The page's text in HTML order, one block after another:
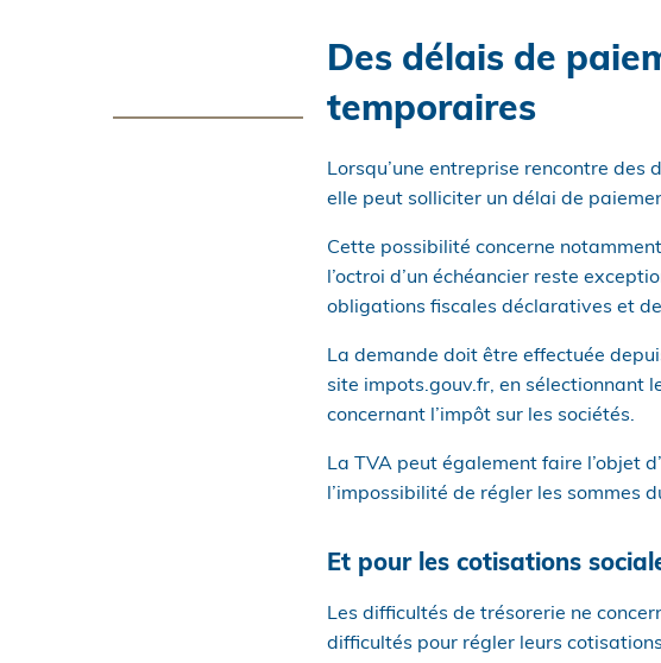
Des délais de
temporaires
Lorsqu’une entreprise rencontre
elle peut solliciter un délai de
Cette possibilité concerne
l’octroi d’un échéancier reste
obligations fiscales déclaratives et
La demande doit être effectuée
site impots.gouv.fr, en sélectionnant
concernant l’impôt sur les sociétés.
La TVA peut également faire l’objet
l’impossibilité de régler les sommes
Et pour les cotisations
Les difficultés de trésorerie ne
difficultés pour régler leurs